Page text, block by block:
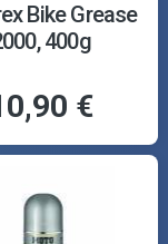
Bike Grease
400g
€